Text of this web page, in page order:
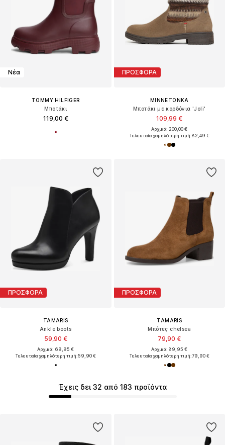
Νέα
TOMMY HILFIGER
Μποτάκι
119,00 €
ΠΡΟΣΦΟΡΑ
MINNETONKA
Μποτάκι με κορδόνια 'Joli'
109,99 €
Αρχικά: 200,00 €
Τελευταία χαμηλότερη τιμή:82,49 €
ΠΡΟΣΦΟΡΑ
TAMARIS
Ankle boots
59,90 €
Αρχικά: 69,95 €
Τελευταία χαμηλότερη τιμή:59,90 €
ΠΡΟΣΦΟΡΑ
TAMARIS
Μπότες chelsea
79,90 €
Αρχικά: 89,95 €
Τελευταία χαμηλότερη τιμή:79,90 €
Έχεις δει 32 από 183 προϊόντα